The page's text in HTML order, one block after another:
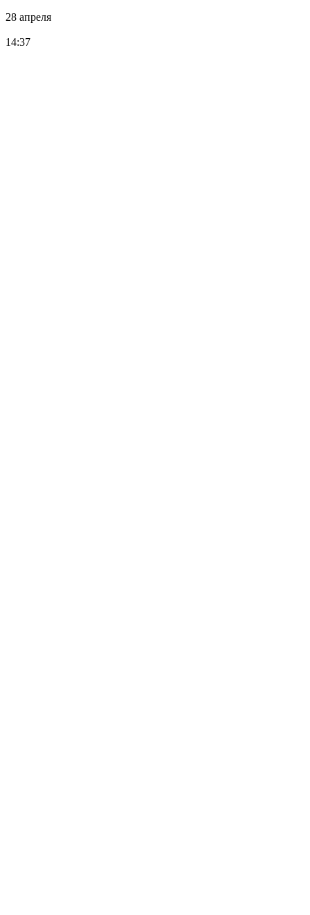
28 апреля
14:37